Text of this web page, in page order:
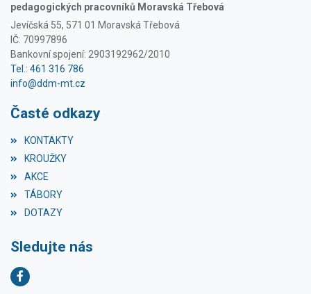
pedagogických pracovníků Moravská Třebová
Jevíčská 55, 571 01 Moravská Třebová
IČ: 70997896
Bankovní spojení: 2903192962/2010
Tel.: 461 316 786
info@ddm-mt.cz
Časté odkazy
KONTAKTY
KROUŽKY
AKCE
TÁBORY
DOTAZY
Sledujte nás